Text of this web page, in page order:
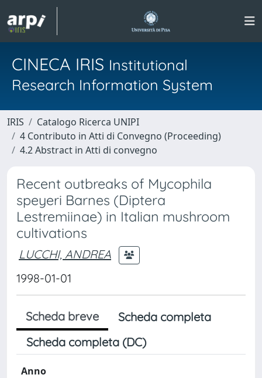
CINECA IRIS Institutional
Research Information System
IRIS
Catalogo Ricerca UNIPI
4 Contributo in Atti di Convegno (Proceeding)
4.2 Abstract in Atti di convegno
Recent outbreaks of Mycophila
speyeri Barnes (Diptera
Lestremiinae) in Italian mushroom
cultivations
LUCCHI, ANDREA
1998-01-01
Scheda breve
Scheda completa
Scheda completa (DC)
Anno